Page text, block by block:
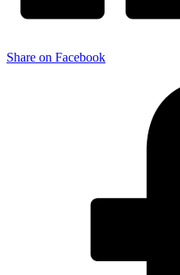
Share on Facebook